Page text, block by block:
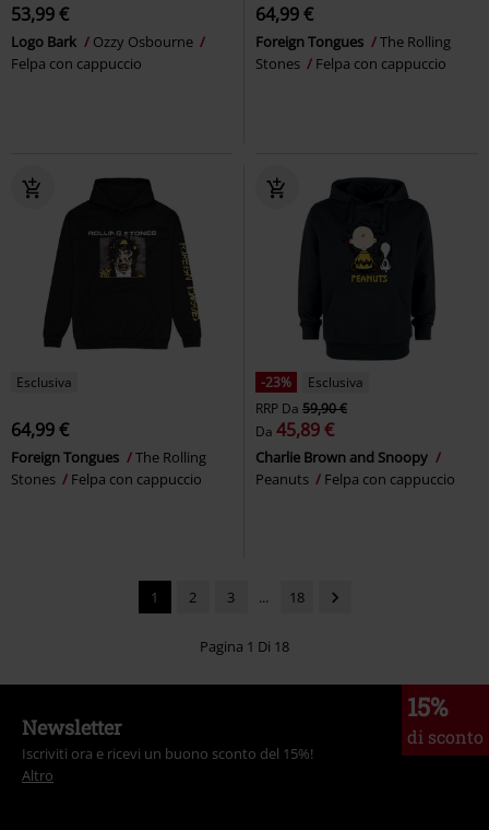
53,99 €
Logo Bark
Ozzy Osbourne
Felpa con cappuccio
64,99 €
Foreign Tongues
The Rolling
Stones
Felpa con cappuccio
Esclusiva
64,99 €
Foreign Tongues
The Rolling
Stones
Felpa con cappuccio
-23%
Esclusiva
RRP Da 59,90 €
Da 45,89 €
Charlie Brown and Snoopy
Peanuts
Felpa con cappuccio
1 2 3 ... 18
Pagina 1 Di 18
15%
di sconto
Newsletter
Iscriviti ora e ricevi un buono sconto del 15%!
Altro